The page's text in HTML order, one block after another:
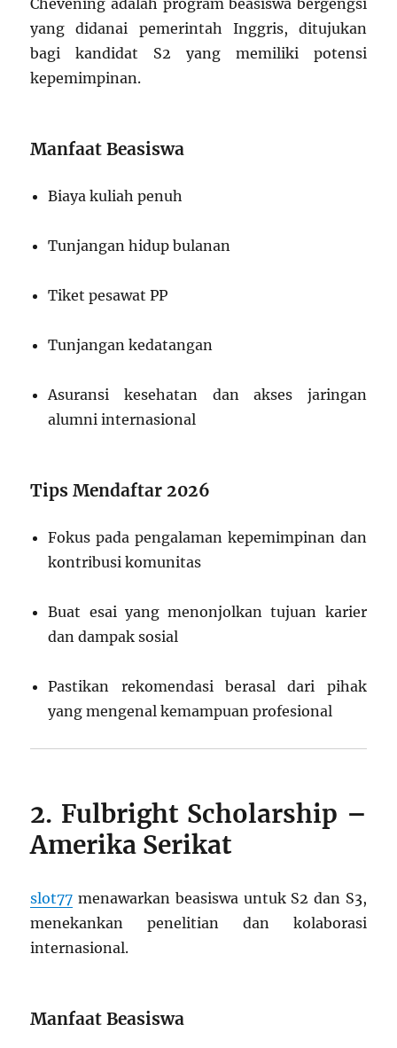
Chevening adalah program beasiswa bergengsi
yang didanai pemerintah Inggris, ditujukan
bagi kandidat S2 yang memiliki potensi
kepemimpinan.
Manfaat Beasiswa
Biaya kuliah penuh
Tunjangan hidup bulanan
Tiket pesawat PP
Tunjangan kedatangan
Asuransi kesehatan dan akses jaringan
alumni internasional
Tips Mendaftar 2026
Fokus pada pengalaman kepemimpinan dan
kontribusi komunitas
Buat esai yang menonjolkan tujuan karier
dan dampak sosial
Pastikan rekomendasi berasal dari pihak
yang mengenal kemampuan profesional
2. Fulbright Scholarship –
Amerika Serikat
slot77 menawarkan beasiswa untuk S2 dan S3,
menekankan penelitian dan kolaborasi
internasional.
Manfaat Beasiswa